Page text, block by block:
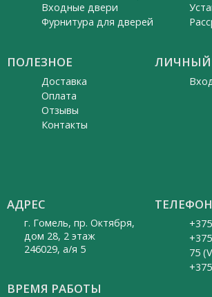
Входные двери
Фурнитура для дверей
ПОЛЕЗНОЕ
Доставка
Оплата
Отзывы
Контакты
ЛИЧНЫЙ
АДРЕС
г. Гомель, пр. Октября,
дом 28, 2 этаж
246029, а/я 5
ВРЕМЯ РАБОТЫ
75